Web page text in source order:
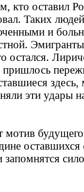
кто оставил
Таких
и
Эмигранты
остался.
пришлось
здесь,
эти удары
мотив
оставшихся